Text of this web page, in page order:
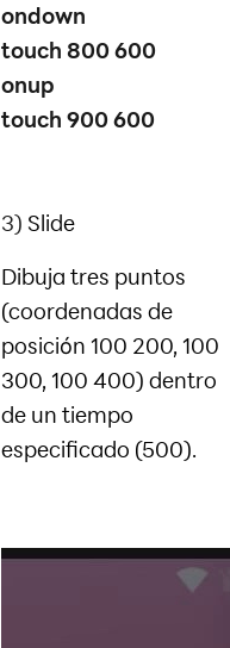
ondown
touch 800 600
onup
touch 900 600
3) Slide
Dibuja tres puntos
(coordenadas de
posición 100 200, 100
300, 100 400) dentro
de un tiempo
especificado (500).